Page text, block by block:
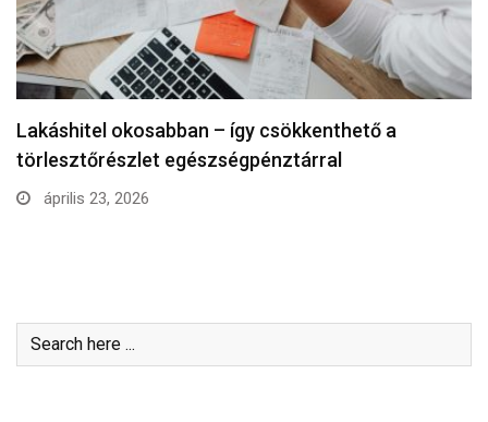
Lakáshitel okosabban – így csökkenthető a
törlesztőrészlet egészségpénztárral
április 23, 2026